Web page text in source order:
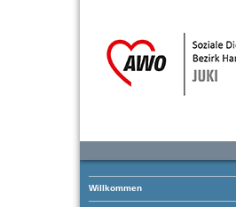
Willkommen